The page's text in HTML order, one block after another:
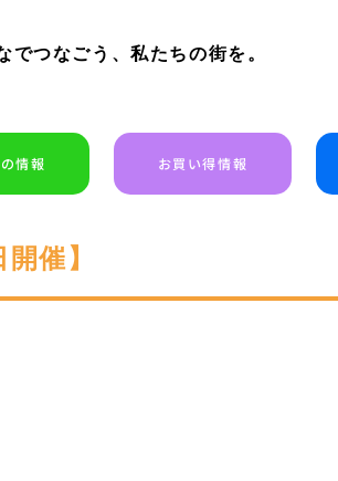
つなごう、私たちの街を。
情報 お買い得情報
催】